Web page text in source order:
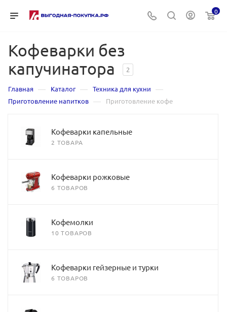
0
Кофеварки без
капучинатора
2
Главная — Каталог — Техника для кухни —
Приготовление напитков — Приготовление кофе
Кофеварки капельные
2 ТОВАРА
Кофеварки рожковые
6 ТОВАРОВ
Кофемолки
10 ТОВАРОВ
Кофеварки гейзерные и турки
6 ТОВАРОВ